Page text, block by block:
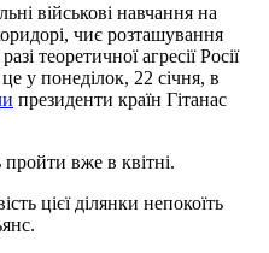
військові навчання на
чиє розташування
теоретичної агресії Росії
у понеділок, 22 січня, в
президенти країн Гітанас
вже в квітні.
цієї ділянки непокоїть